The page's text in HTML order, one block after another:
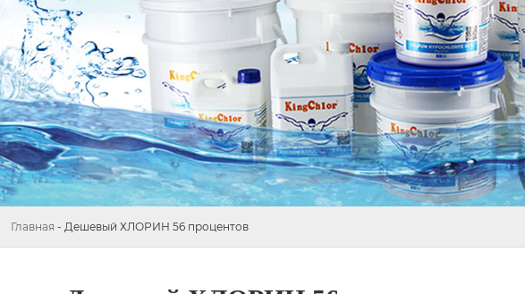
Главная - Дешевый ХЛОРИН 56 процентов